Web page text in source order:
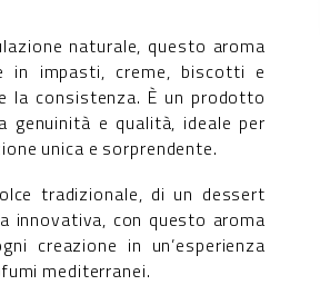
naturale, questo aroma
in impasti, creme, biscotti e
la consistenza. È un prodotto
genuinità e qualità, ideale per
unica e sorprendente.
tradizionale, di un dessert
innovativa, con questo aroma
creazione in un’esperienza
mediterranei.